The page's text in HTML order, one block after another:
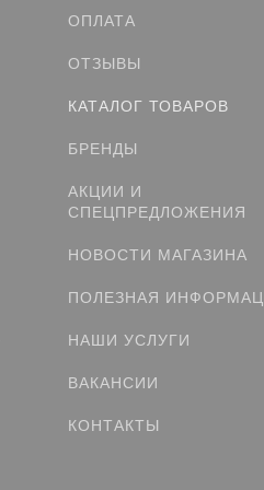
ОПЛАТА
ОТЗЫВЫ
КАТАЛОГ ТОВАРОВ
БРЕНДЫ
АКЦИИ И
СПЕЦПРЕДЛОЖЕНИЯ
НОВОСТИ МАГАЗИНА
ПОЛЕЗНАЯ
НАШИ УСЛУГИ
ВАКАНСИИ
КОНТАКТЫ